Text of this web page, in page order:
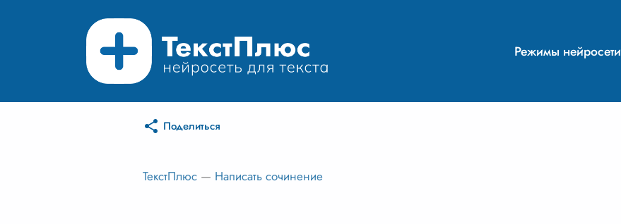
Режимы нейросети
Поделиться
ТекстПлюс — Написать сочинение